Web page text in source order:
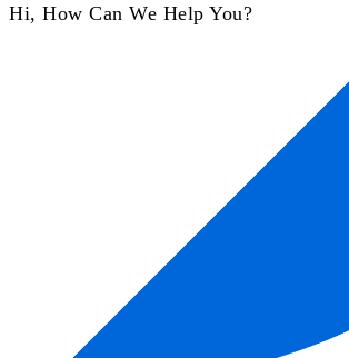
Hi, How Can We Help You?